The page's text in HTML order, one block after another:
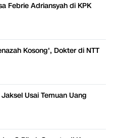
Febrie Adriansyah di KPK
Kosong', Dokter di NTT
Usai Temuan Uang